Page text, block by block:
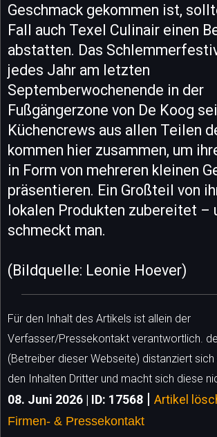
Geschmack gekommen ist,
Fall auch Texel Culinair einen
abstatten. Das
jedes Jahr am letzten
Septemberwochenende in der
Fußgängerzone von De Koog
Küchencrews aus allen Teilen
kommen hier zusammen, um
in Form von mehreren kleinen
präsentieren. Ein Großteil von
lokalen Produkten zubereitet –
schmeckt man.
(Bildquelle: Leonie Hoever)
Für den Inhalt des Artikels ist allein der
Verfasser/Pressekontakt verantwortlich.
(Betreiber dieser Webseite) distanziert
den Inhalten Dritter und macht sich diese
08. Juni 2026 | ID: 17568 | Artikel
Firmen- & Pressekontakt